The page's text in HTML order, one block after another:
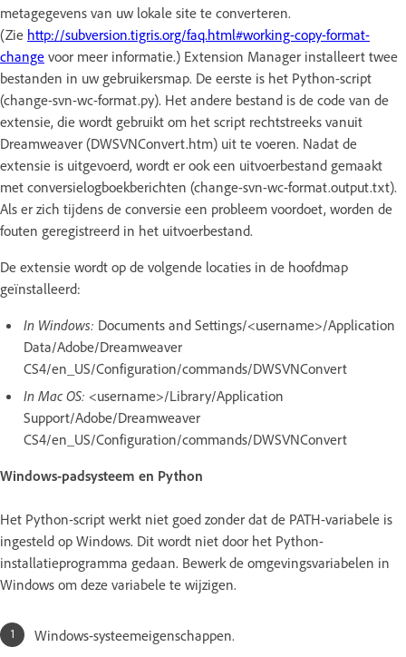
metagegevens van uw lokale site te converteren.
(Zie http://subversion.tigris.org/faq.html#working-copy-format-
change voor meer informatie.) Extension Manager installeert twee
bestanden in uw gebruikersmap. De eerste is het Python-script
(change-svn-wc-format.py). Het andere bestand is de code van de
extensie, die wordt gebruikt om het script rechtstreeks vanuit
Dreamweaver (DWSVNConvert.htm) uit te voeren. Nadat de
extensie is uitgevoerd, wordt er ook een uitvoerbestand gemaakt
met conversielogboekberichten (change-svn-wc-format.output.txt).
Als er zich tijdens de conversie een probleem voordoet, worden de
fouten geregistreerd in het uitvoerbestand.
De extensie wordt op de volgende locaties in de hoofdmap
geïnstalleerd:
In Windows: Documents and Settings/<username>/Application
Data/Adobe/Dreamweaver
CS4/en_US/Configuration/commands/DWSVNConvert
In Mac OS: <username>/Library/Application
Support/Adobe/Dreamweaver
CS4/en_US/Configuration/commands/DWSVNConvert
Windows-padsysteem en Python
Het Python-script werkt niet goed zonder dat de PATH-variabele is
ingesteld op Windows. Dit wordt niet door het Python-
installatieprogramma gedaan. Bewerk de omgevingsvariabelen in
Windows om deze variabele te wijzigen.
Windows-systeemeigenschappen.